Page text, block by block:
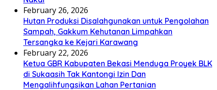
February 26, 2026
Hutan Produksi Disalahgunakan untuk Pengolahan
Sampah, Gakkum Kehutanan Limpahkan
Tersangka ke Kejari Karawang
February 22, 2026
Ketua GBR Kabupaten Bekasi Menduga Proyek BLK
di Sukaasih Tak Kantongi Izin Dan
Mengalihfungsikan Lahan Pertanian